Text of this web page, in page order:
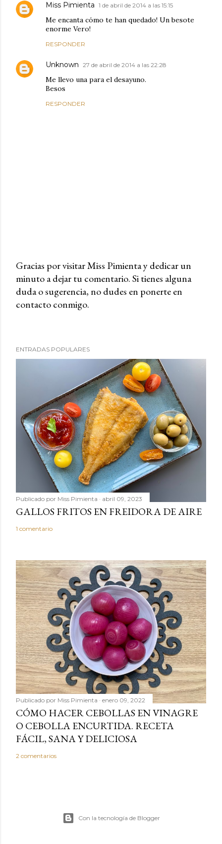
Miss Pimienta 1 de abril de 2014 a las 15:15
Me encanta cómo te han quedado! Un besote
enorme Vero!
RESPONDER
Unknown 27 de abril de 2014 a las 22:28
Me llevo una para el desayuno.
Besos
RESPONDER
P
u
b
a
r
i
o
Gracias por visitar Miss Pimienta y dedicar un
minuto a dejar tu comentario. Si tienes alguna
duda o sugerencia, no dudes en ponerte en
contacto conmigo.
ENTRADAS POPULARES
Publicado por Miss Pimienta abril 09, 2023
GALLOS FRITOS EN FREIDORA DE AIRE
1 comentario
Publicado por Miss Pimienta enero 09, 2022
CÓMO HACER CEBOLLAS EN VINAGRE
O CEBOLLA ENCURTIDA. RECETA
FÁCIL, SANA Y DELICIOSA
2 comentarios
Con la tecnología de Blogger